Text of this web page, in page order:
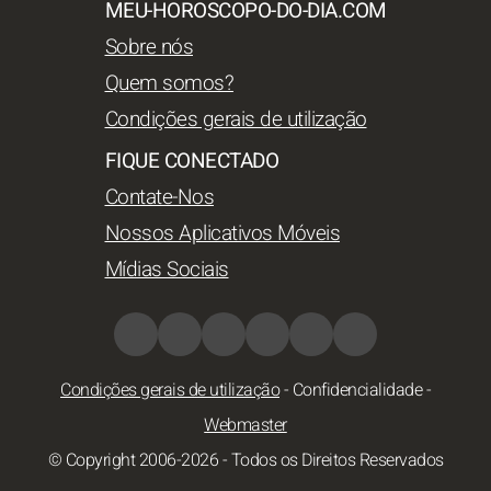
MEU-HOROSCOPO-DO-DIA.COM
Sobre nós
Quem somos?
Condições gerais de utilização
FIQUE CONECTADO
Contate-Nos
Nossos Aplicativos Móveis
Mídias Sociais
Condições gerais de utilização- Confidencialidade-
Webmaster
© Copyright 2006-2026 - Todos os Direitos Reservados